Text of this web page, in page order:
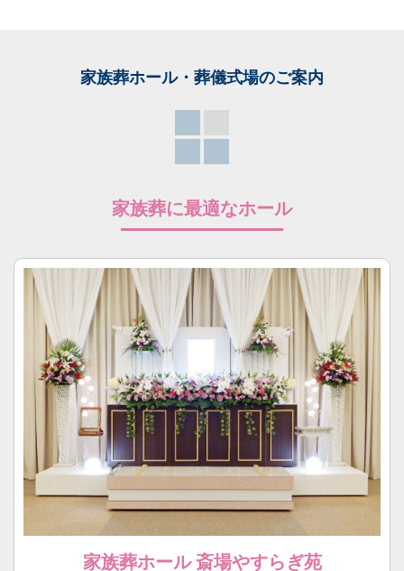
家族葬ホール・葬儀式場のご案内
家族葬に最適なホール
家族葬ホール 斎場やすらぎ苑